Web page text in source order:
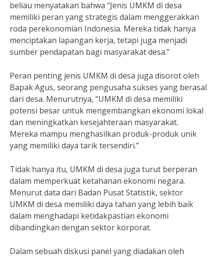
beliau menyatakan bahwa “Jenis UMKM di desa
memiliki peran yang strategis dalam menggerakkan
roda perekonomian Indonesia. Mereka tidak hanya
menciptakan lapangan kerja, tetapi juga menjadi
sumber pendapatan bagi masyarakat desa.”
Peran penting jenis UMKM di desa juga disorot oleh
Bapak Agus, seorang pengusaha sukses yang berasal
dari desa. Menurutnya, “UMKM di desa memiliki
potensi besar untuk mengembangkan ekonomi lokal
dan meningkatkan kesejahteraan masyarakat.
Mereka mampu menghasilkan produk-produk unik
yang memiliki daya tarik tersendiri.”
Tidak hanya itu, UMKM di desa juga turut berperan
dalam memperkuat ketahanan ekonomi negara.
Menurut data dari Badan Pusat Statistik, sektor
UMKM di desa memiliki daya tahan yang lebih baik
dalam menghadapi ketidakpastian ekonomi
dibandingkan dengan sektor korporat.
Dalam sebuah diskusi panel yang diadakan oleh